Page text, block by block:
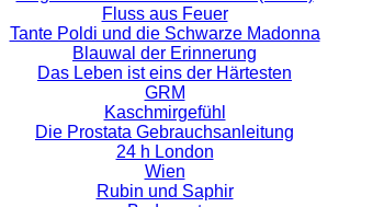
Fluss aus Feuer
Tante Poldi und die Schwarze Madonna
Blauwal der Erinnerung
Das Leben ist eins der Härtesten
GRM
Kaschmirgefühl
Die Prostata Gebrauchsanleitung
24 h London
Wien
Rubin und Saphir